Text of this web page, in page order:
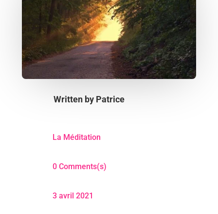
Written by Patrice
La Méditation
0 Comments(s)
3 avril 2021